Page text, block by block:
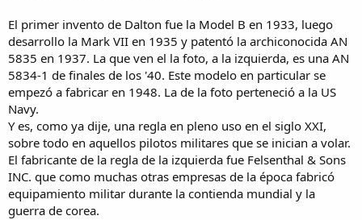
El primer invento de Dalton fue la Model B en 1933, luego
desarrollo la Mark VII en 1935 y patentó la archiconocida AN
5835 en 1937. La que ven el la foto, a la izquierda, es una AN
5834-1 de finales de los '40. Este modelo en particular se
empezó a fabricar en 1948. La de la foto perteneció a la US
Navy.
Y es, como ya dije, una regla en pleno uso en el siglo XXI,
sobre todo en aquellos pilotos militares que se inician a volar.
El fabricante de la regla de la izquierda fue Felsenthal & Sons
INC. que como muchas otras empresas de la época fabricó
equipamiento militar durante la contienda mundial y la
guerra de corea.